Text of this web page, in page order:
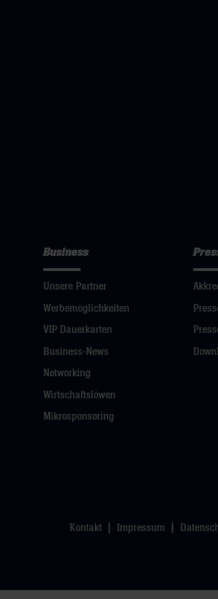
Business
Unsere Partner
Werbemöglichkeiten
VIP Dauerkarten
Business-News
Networking
Wirtschaftslöwen
Mikrosponsoring
Kontakt Impressum